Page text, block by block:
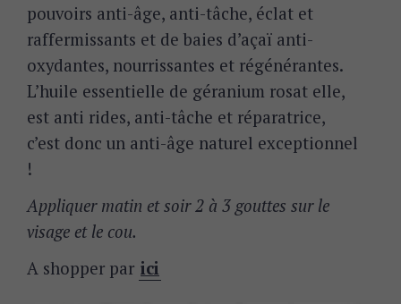
pouvoirs anti-âge, anti-tâche, éclat et
raffermissants et de baies d’açaï anti-
oxydantes, nourrissantes et régénérantes.
L’huile essentielle de géranium rosat elle,
est anti rides, anti-tâche et réparatrice,
c’est donc un anti-âge naturel exceptionnel
!
Appliquer matin et soir 2 à 3 gouttes sur le
visage et le cou.
A shopper par ici